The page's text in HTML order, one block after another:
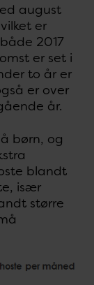
august
er
2017
er set i
to år er
er over
år.
børn, og
blandt
især
større